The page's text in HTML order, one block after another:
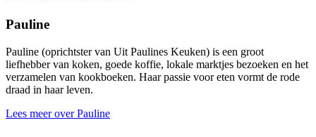
Pauline
Pauline (oprichtster van Uit Paulines Keuken) is een groot
liefhebber van koken, goede koffie, lokale marktjes bezoeken en het
verzamelen van kookboeken. Haar passie voor eten vormt de rode
draad in haar leven.
Lees meer over Pauline